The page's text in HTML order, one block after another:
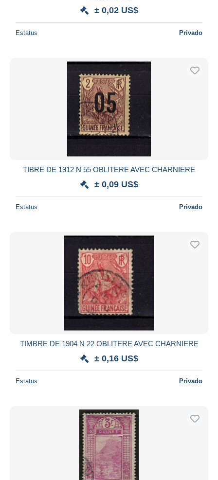
± 0,02 US$
Estatus Privado
TIBRE DE 1912 N 55 OBLITERE AVEC CHARNIERE
± 0,09 US$
Estatus Privado
TIMBRE DE 1904 N 22 OBLITERE AVEC CHARNIERE
± 0,16 US$
Estatus Privado